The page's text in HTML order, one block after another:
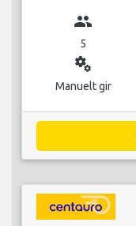
group
5
miscellaneous_services
Manuelt gir